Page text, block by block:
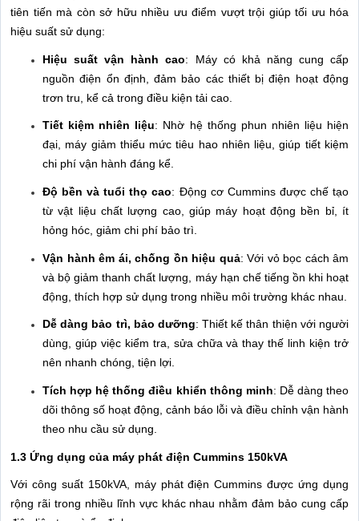
tiên tiến mà còn sở hữu nhiều ưu điểm vượt trội giúp tối ưu hóa
hiệu suất sử dụng:
Hiệu suất vận hành cao: Máy có khả năng cung cấp
nguồn điện ổn định, đảm bảo các thiết bị điện hoạt động
trơn tru, kể cả trong điều kiện tải cao.
Tiết kiệm nhiên liệu: Nhờ hệ thống phun nhiên liệu hiện
đại, máy giảm thiểu mức tiêu hao nhiên liệu, giúp tiết kiệm
chi phí vận hành đáng kể.
Độ bền và tuổi thọ cao: Động cơ Cummins được chế tạo
từ vật liệu chất lượng cao, giúp máy hoạt động bền bỉ, ít
hỏng hóc, giảm chi phí bảo trì.
Vận hành êm ái, chống ồn hiệu quả: Với vỏ bọc cách âm
và bộ giảm thanh chất lượng, máy hạn chế tiếng ồn khi hoạt
động, thích hợp sử dụng trong nhiều môi trường khác nhau.
Dễ dàng bảo trì, bảo dưỡng: Thiết kế thân thiện với người
dùng, giúp việc kiểm tra, sửa chữa và thay thế linh kiện trở
nên nhanh chóng, tiện lợi.
Tích hợp hệ thống điều khiển thông minh: Dễ dàng theo
dõi thông số hoạt động, cảnh báo lỗi và điều chỉnh vận hành
theo nhu cầu sử dụng.
1.3 Ứng dụng của máy phát điện Cummins 150kVA
Với công suất 150kVA, máy phát điện Cummins được ứng dụng
rộng rãi trong nhiều lĩnh vực khác nhau nhằm đảm bảo cung cấp